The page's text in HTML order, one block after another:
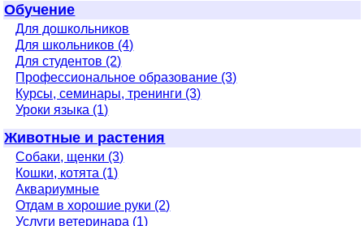
Обучение
Для дошкольников
Для школьников (4)
Для студентов (2)
Профессиональное образование (3)
Курсы, семинары, тренинги (3)
Уроки языка (1)
Животные и растения
Собаки, щенки (3)
Кошки, котята (1)
Аквариумные
Отдам в хорошие руки (2)
Услуги ветеринара (1)